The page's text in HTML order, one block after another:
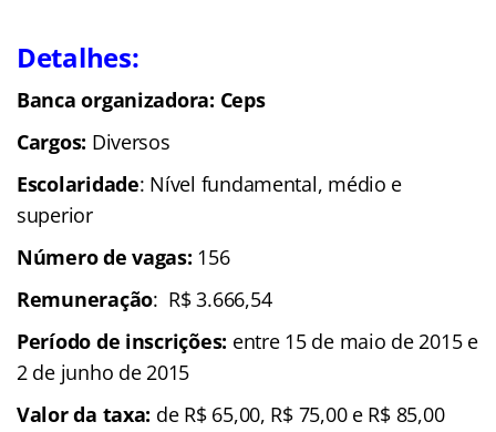
Detalhes:
Banca organizadora: Ceps
Cargos: Diversos
Escolaridade: Nível fundamental, médio e
superior
Número de vagas: 156
Remuneração: R$ 3.666,54
Período de inscrições: entre 15 de maio de 2015 e
2 de junho de 2015
Valor da taxa: de R$ 65,00, R$ 75,00 e R$ 85,00